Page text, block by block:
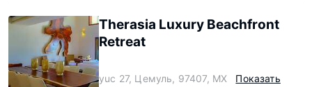
Therasia Luxury Beachfront
Retreat
yuc 27, Цемуль, 97407, MX
Показать